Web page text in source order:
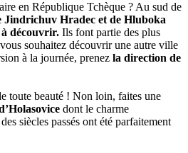
en République Tchèque ? Au sud de
Jindrichuv Hradec et de Hluboka
découvrir. Ils font partie des plus
souhaitez découvrir une autre ville
à la journée, prenez la direction de
toute beauté ! Non loin, faites une
dont le charme
siècles passés ont été parfaitement